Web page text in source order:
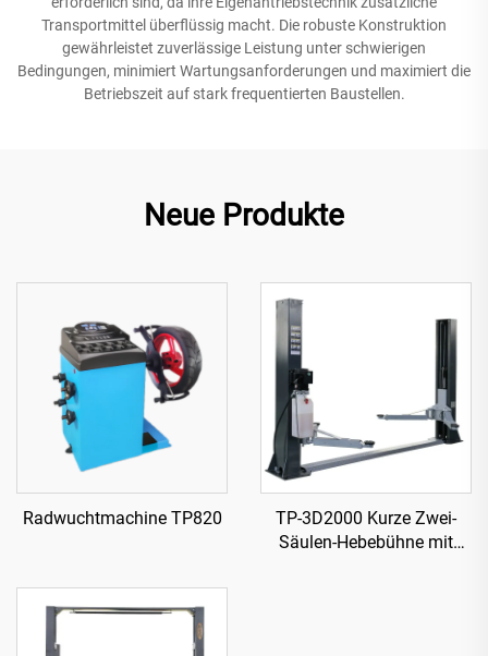
Transportmittel überflüssig macht. Die robuste Konstruktion
gewährleistet zuverlässige Leistung unter schwierigen
Bedingungen, minimiert Wartungsanforderungen und maximiert die
Betriebszeit auf stark frequentierten Baustellen.
Neue Produkte
Radwuchtmachine TP820
TP-3D2000 Kurze Zwei-
Säulen-Hebebühne mit